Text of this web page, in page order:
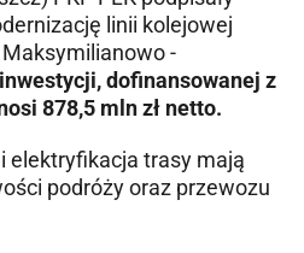
linii kolejowej
-
dofinansowanej z
878,5 mln zł netto.
elektryfikacja trasy mają
podróży oraz przewozu